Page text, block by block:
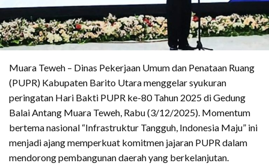
Muara Teweh – Dinas Pekerjaan Umum dan Penataan Ruang
(PUPR) Kabupaten Barito Utara menggelar syukuran
peringatan Hari Bakti PUPR ke-80 Tahun 2025 di Gedung
Balai Antang Muara Teweh, Rabu (3/12/2025). Momentum
bertema nasional “Infrastruktur Tangguh, Indonesia Maju” ini
menjadi ajang memperkuat komitmen jajaran PUPR dalam
mendorong pembangunan daerah yang berkelanjutan.